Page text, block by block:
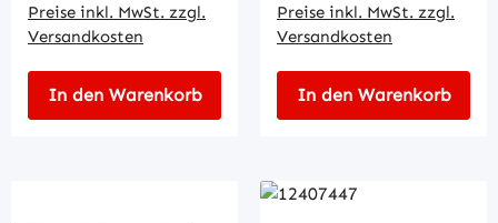
Preise inkl. MwSt. zzgl.
Versandkosten
In den Warenkorb
Preise inkl. MwSt. zzgl.
Versandkosten
In den Warenkorb